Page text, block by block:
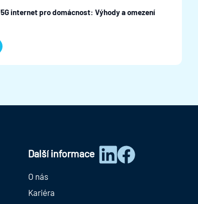
5G internet pro domácnost: Výhody a omezení
Další informace
O nás
Kariéra